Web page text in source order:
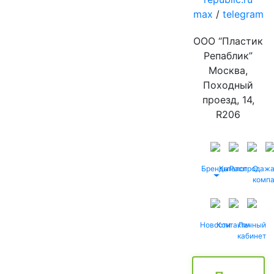
max / telegram
ООО “Пластик
Репаблик”
Москва,
Походный
проезд, 14,
R206
БрендыКаталог
Распродажа
О
НовостиКонтактыЛичный
кабинет